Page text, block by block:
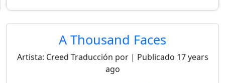
A Thousand Faces
Artista: Creed Traducción por | Publicado 17 years
ago